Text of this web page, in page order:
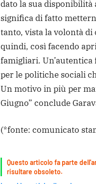
dato la sua
significa di fatto
tanto, vista la volontà di
quindi, così facendo
famigliari.
per le politiche sociali
Un motivo in più per
Giugno” conclude
(*fonte: comunicato
Questo articolo fa parte
risultare obsoleto.